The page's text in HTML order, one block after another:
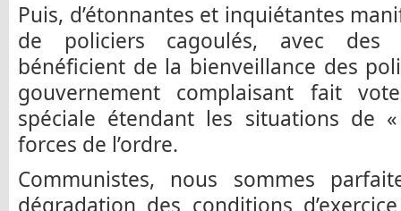
Puis, d’étonnantes et inquiétantes
de policiers cagoulés, avec des
bénéficient de la bienveillance des
gouvernement complaisant fait
spéciale étendant les situations de
forces de l’ordre.
Communistes, nous sommes
dégradation des conditions